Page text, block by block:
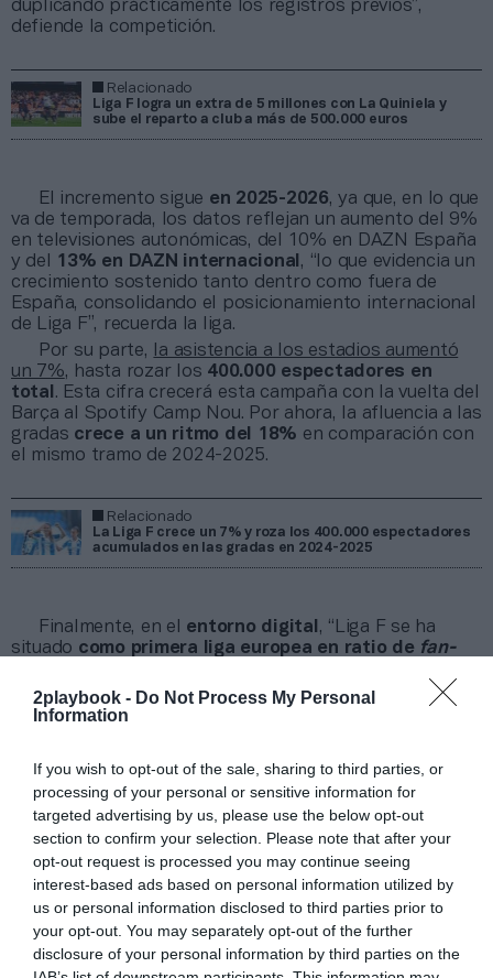
2playbook - Do Not Process My Personal
Information
If you wish to opt-out of the sale, sharing to third parties, or
processing of your personal or sensitive information for
targeted advertising by us, please use the below opt-out
section to confirm your selection. Please note that after your
opt-out request is processed you may continue seeing
interest-based ads based on personal information utilized by
us or personal information disclosed to third parties prior to
your opt-out. You may separately opt-out of the further
disclosure of your personal information by third parties on the
duplicando prácticamente los registros previos”,
defiende la competición.
Relacionado
Liga F logra un extra de 5 millones con La Quiniela y
sube el reparto a club a más de 500.000 euros
El incremento sigue en 2025-2026, ya que, en lo que
va de temporada, los datos reflejan un aumento del 9%
en televisiones autonómicas, del 10% en DAZN España
y del
13% en DAZN internacional , “lo que evidencia un
crecimiento sostenido tanto dentro como fuera de
España, consolidando el posicionamiento internacional
de Liga F”, recuerda la liga.
Por su parte,
la asistencia a los estadios aumentó
un 7%, hasta rozar los 400.000 espectadores en
total . Esta cifra crecerá esta campaña con la vuelta del
Barça al Spotify Camp Nou. Por ahora, la afluencia a las
gradas crece a un ritmo del 18% en comparación con
el mismo tramo de 2024-2025.
Relacionado
La Liga F crece un 7% y roza los 400.000 espectadores
acumulados en las gradas en 2024-2025
Finalmente, en el entorno digital , “Liga F se ha
situado como primera liga europea en ratio de fan-
más de 89 millones de impresiones y 190 millones de
visualizaciones, lo que supone un crecimiento del 62%
“Esta fortaleza digital se consolida como una
palanca clave para la visibilidad de los Clubes, el valor
de marca de la competición y la atracción de
patrocinadores y nuevas audiencias”, apostilla la liga
profesional española de fútbol femenino.
Sobre Intelligence 2P
Intelligence 2P es la unidad de estrategia e